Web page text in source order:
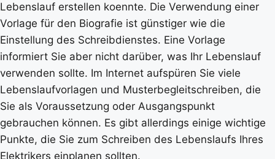
Lebenslauf erstellen koennte. Die Verwendung einer
Vorlage für den Biografie ist günstiger wie die
Einstellung des Schreibdienstes. Eine Vorlage
informiert Sie aber nicht darüber, was Ihr Lebenslauf
verwenden sollte. Im Internet aufspüren Sie viele
Lebenslaufvorlagen und Musterbegleitschreiben, die
Sie als Voraussetzung oder Ausgangspunkt
gebrauchen können. Es gibt allerdings einige wichtige
Punkte, die Sie zum Schreiben des Lebenslaufs Ihres
Elektrikers einplanen sollten.